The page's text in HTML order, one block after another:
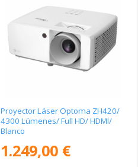
Proyector Láser Optoma ZH420/
4300 Lúmenes/ Full HD/ HDMI/
Blanco
1.249,00 €